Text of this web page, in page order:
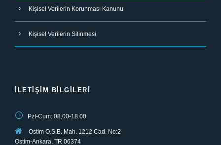
Kişisel Verilerin Korunması Kanunu
Kişisel Verilerin Silinmesi
İLETIŞIM BILGILERI
Pzt-Cum: 08.00-18.00
Ostim O.S.B. Mah. 1212 Cad. No:2
Ostim-Ankara, TR 06374